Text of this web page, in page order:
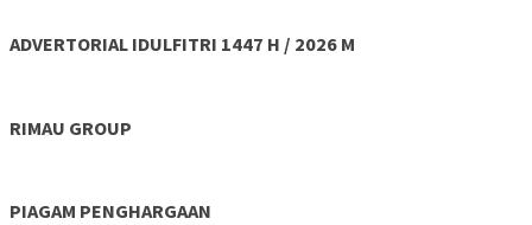
ADVERTORIAL IDULFITRI 1447 H / 2026 M
RIMAU GROUP
PIAGAM PENGHARGAAN